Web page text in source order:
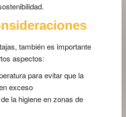
también es importante
aspectos:
para evitar que la
exceso
la higiene en zonas de